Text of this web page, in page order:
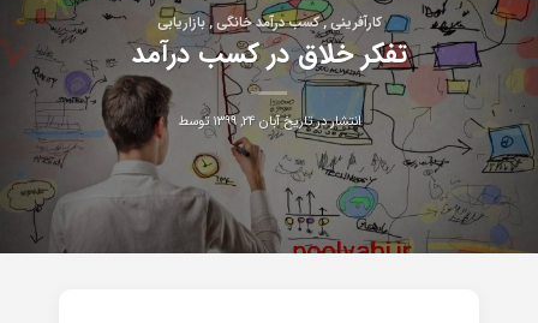
کارآفرینی , کسب درآمد خانگی , بازاریابی
تفکر خلاق در کسب درآمد
انتشار در تاریخآبان ۲۴, ۱۳۹۹ توسط